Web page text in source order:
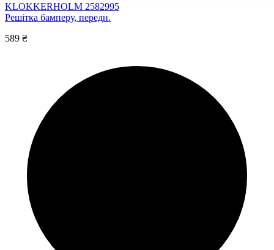
KLOKKERHOLM 2582995
Решітка бамперу, передн.
589 ₴